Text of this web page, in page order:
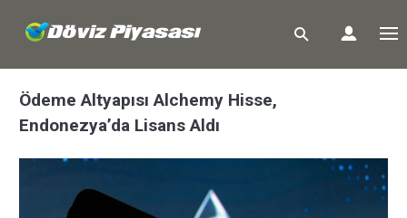
Ödeme Altyapısı Alchemy Hisse,
Endonezya’da Lisans Aldı